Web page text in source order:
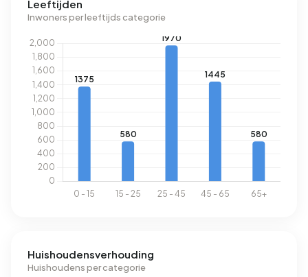
levendige buurt met veel uitgaansgelegenheden, dan is
Meerhoven waarschijnlijk minder geschikt.
Leeftijden
Inwoners per leeftijds categorie
Huishoudensverhouding
Huishoudens per categorie